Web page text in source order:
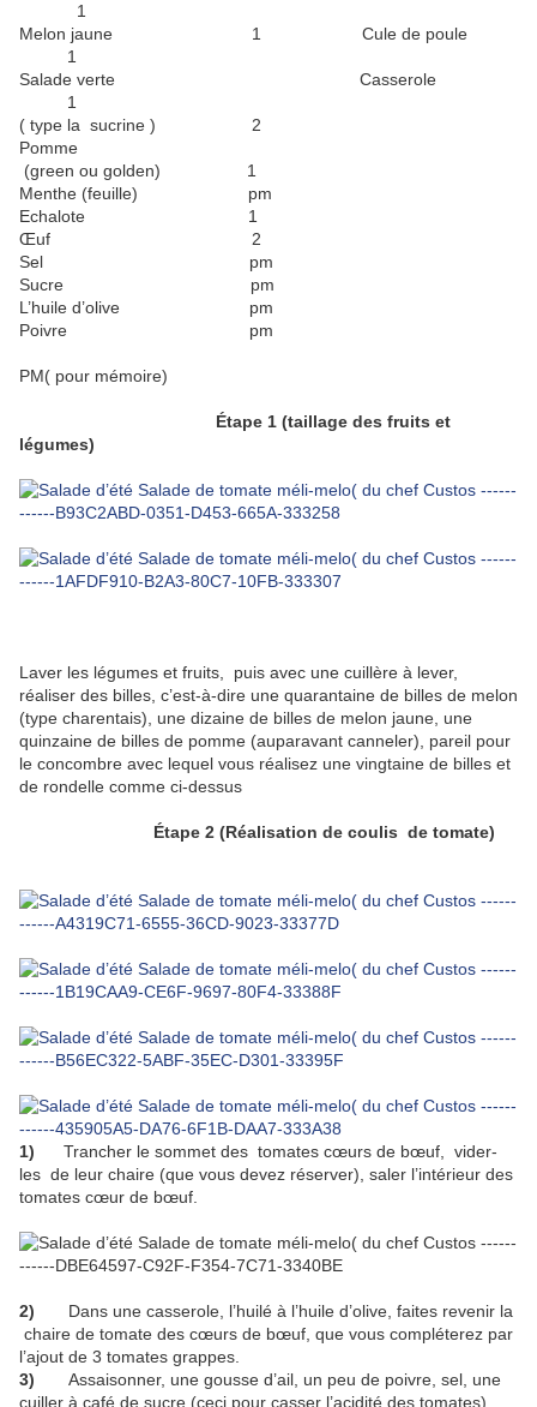
1
Melon jaune 1 Cule de poule
1
Salade verte Casserole
1
( type la sucrine ) 2
Pomme
(green ou golden) 1
Menthe (feuille) pm
Echalote 1
Œuf 2
Sel pm
Sucre pm
L’huile d’olive pm
Poivre pm
PM( pour mémoire)
Étape 1 (taillage des fruits et
légumes)
Laver les légumes et fruits, puis avec une cuillère à lever,
réaliser des billes, c’est-à-dire une quarantaine de billes de melon
(type charentais), une dizaine de billes de melon jaune, une
quinzaine de billes de pomme (auparavant canneler), pareil pour
le concombre avec lequel vous réalisez une vingtaine de billes et
de rondelle comme ci-dessus
Étape 2 (Réalisation de coulis de tomate)
1) Trancher le sommet des tomates cœurs de bœuf, vider-
les de leur chaire (que vous devez réserver), saler l’intérieur des
tomates cœur de bœuf.
2)
Dans une casserole, l’huilé à l’huile d’olive, faites revenir la
chaire de tomate des cœurs de bœuf, que vous compléterez par
l’ajout de 3 tomates grappes.
3)
Assaisonner, une gousse d’ail, un peu de poivre, sel, une
cuiller à café de sucre (ceci pour casser l’acidité des tomates),